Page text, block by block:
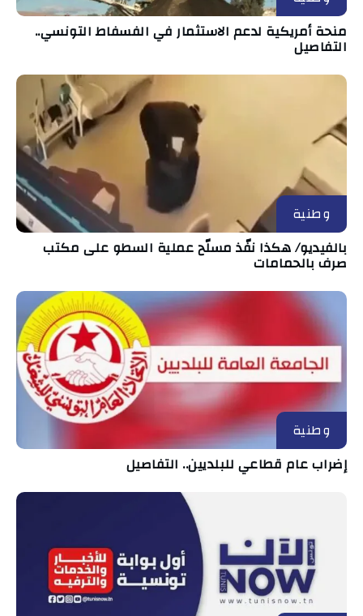
منحة أمريكية لدعم الاستثمار في الفسفاط التونسي..
التفاصيل
وطنية
بالفيديو/ هكذا نفّذ مسلّح عملية السطو على مكتب
صرف بالحمامات
وطنية
إضراب عام قطاعي للبلديين.. التفاصيل